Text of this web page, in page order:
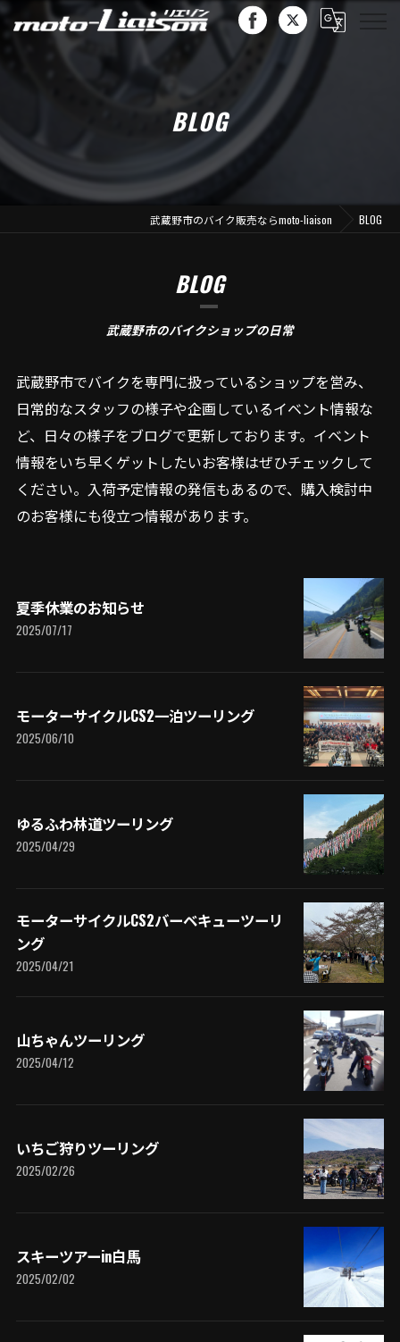
BLOG
武蔵野市のバイク販売ならmoto-liaison BLOG
BLOG
武蔵野市のバイクショップの日常
武蔵野市でバイクを専門に扱っているショップを営み、
日常的なスタッフの様子や企画しているイベント情報な
ど、日々の様子をブログで更新しております。イベント
情報をいち早くゲットしたいお客様はぜひチェックして
ください。入荷予定情報の発信もあるので、購入検討中
のお客様にも役立つ情報があります。
夏季休業のお知らせ
2025/07/17
モーターサイクルCS2一泊ツーリング
2025/06/10
ゆるふわ林道ツーリング
2025/04/29
モーターサイクルCS2バーベキューツーリ
ング
2025/04/21
山ちゃんツーリング
2025/04/12
いちご狩りツーリング
2025/02/26
スキーツアーin白馬
2025/02/02